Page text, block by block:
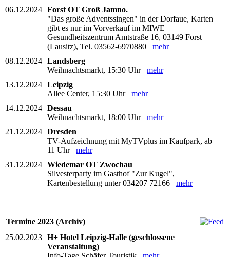
06.12.2024 Forst OT Groß Jamno.
"Das große Adventssingen" in der Dorfaue, Karten
gibt es nur im Vorverkauf im MIWE
Gesundheitszentrum Amtstraße 16, 03149 Forst
(Lausitz), Tel. 03562-6970880 mehr
08.12.2024 Landsberg
Weihnachtsmarkt, 15:30 Uhr mehr
13.12.2024 Leipzig
Allee Center, 15:30 Uhr mehr
14.12.2024 Dessau
Weihnachtsmarkt, 18:00 Uhr mehr
21.12.2024 Dresden
TV-Aufzeichnung mit MyTVplus im Kaufpark, ab
11 Uhr mehr
31.12.2024 Wiedemar OT Zwochau
Silvesterparty im Gasthof "Zur Kugel",
Kartenbestellung unter 034207 72166 mehr
Termine 2023 (Archiv)
25.02.2023 H+ Hotel Leipzig-Halle (geschlossene
Veranstaltung)